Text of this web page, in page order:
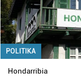
POLITIKA
Hondarribia